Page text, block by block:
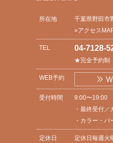
所在地
千葉県野田市
»アクセス
TEL 04-7128-
★完全予約制
WEB予約
受付時間
9:00〜19:00
・最終受付
・カラー・
定休日 定休日毎週火